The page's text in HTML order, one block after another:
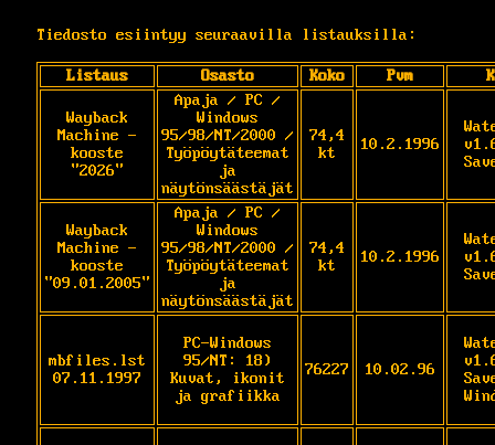
Tiedosto esiintyy seuraavilla listauksilla:
Listaus Osasto Koko Pvm
Wayback
Machine -
kooste
"2026"
Apaja / PC /
Windows
95/98/NT/2000 /
Työpöytäteemat
ja
näytönsäästäjät
74,4
kt
10.2.1996
Wayback
Machine -
kooste
"09.01.2005"
Apaja / PC /
Windows
95/98/NT/2000 /
Työpöytäteemat
ja
näytönsäästäjät
74,4
kt
10.2.1996
mbfiles.lst
07.11.1997
PC-Windows
95/NT: 18)
Kuvat, ikonit
ja grafiikka
76227 10.02.96